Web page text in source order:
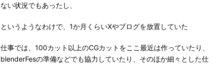
ない状況でもあったし、
というようなわけで、1か月くらいXやブログを放置していた
仕事では、100カット以上のCGカットをここ最近は作っていたり、
blenderFesの準備などでも協力していたり、そのほか細々とした仕